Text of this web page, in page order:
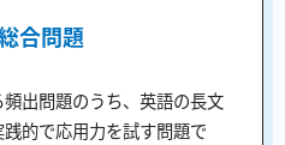
合問題
出問題のうち、英語の長文
的で応用力を試す問題で